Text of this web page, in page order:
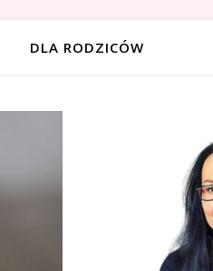
DLA RODZICÓW